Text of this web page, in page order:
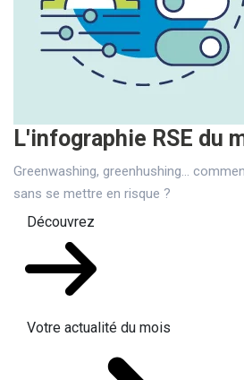
L'infographie RSE du
Greenwashing, greenhushing…
sans se mettre en risque ?
Découvrez
Votre actualité du mois